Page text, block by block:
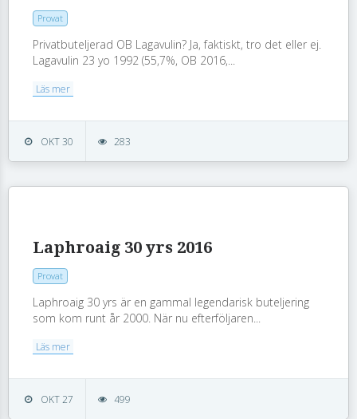
Provat
Privatbuteljerad OB Lagavulin? Ja, faktiskt, tro det eller ej.
Lagavulin 23 yo 1992 (55,7%, OB 2016,...
Läs mer
OKT 30 283
Laphroaig 30 yrs 2016
Provat
Laphroaig 30 yrs är en gammal legendarisk buteljering
som kom runt år 2000. När nu efterföljaren...
Läs mer
OKT 27 499